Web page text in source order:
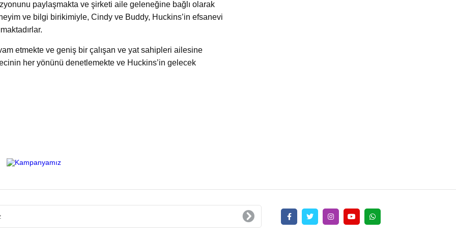
paylaşmakta ve şirketi aile geleneğine bağlı olarak
ve bilgi birikimiyle, Cindy ve Buddy, Huckins’in efsanevi
etmekte ve geniş bir çalışan ve yat sahipleri ailesine
her yönünü denetlemekte ve Huckins’in gelecek